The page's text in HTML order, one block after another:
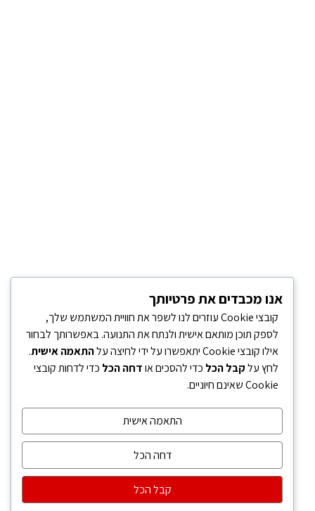
אנו מכבדים את פרטיותך
קובצי Cookie עוזרים לנו לשפר את חוויית המשתמש שלך,
לספק תוכן מותאם אישית ולנתח את התנועה. באפשרותך לבחור
אילו קובצי Cookie יתאפשרו על ידי לחיצה על
התאמה אישית.
לחץ עלקבל הכל כדי להסכים אודחה הכל כדי לדחות קובצי
Cookie שאינם חיוניים.
התאמה אישית
דחה הכל
קבל הכל